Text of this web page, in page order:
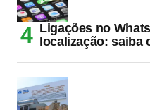
Ligações no
localização: saiba